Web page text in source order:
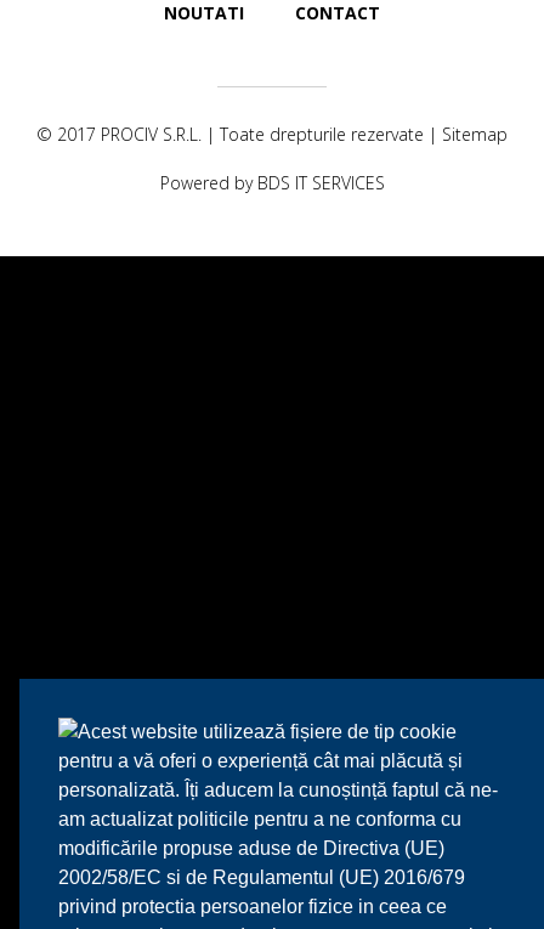
Acest website utilizează fișiere de tip cookie
pentru a vă oferi o experiență cât mai plăcută și
personalizată. Îți aducem la cunoștință faptul că ne-
am actualizat politicile pentru a ne conforma cu
modificările propuse aduse de Directiva (UE)
2002/58/EC si de Regulamentul (UE) 2016/679
privind protectia persoanelor fizice in ceea ce
NOUTATI CONTACT
© 2017 PROCIV S.R.L. | Toate drepturile rezervate | Sitemap
Powered by BDS IT SERVICES